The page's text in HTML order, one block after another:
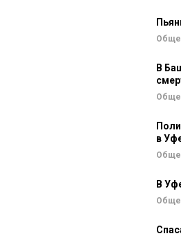
В
в
В